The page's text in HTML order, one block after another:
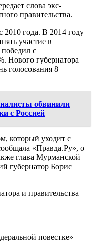
слова экс-
правительства.
года. В 2014 году
участие в
с
Нового губернатора
голосования 8
обвинили
с Россией
который уходит с
«Правда.Ру», о
глава Мурманской
губернатор Борис
и правительства
повестке»